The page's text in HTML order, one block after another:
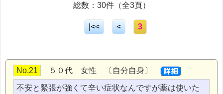
総数：30件（全3頁）
|<< < 3
No.21 ５０代 女性 〔自分自身〕
不安と緊張が強くて辛い症状なんですが薬は使いた